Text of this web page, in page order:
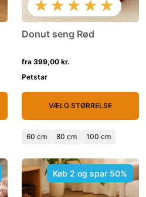
★★★★★
Donut seng Rød
fra 399,00 kr.
Petstar
VÆLG STØRRELSE
60 cm 80 cm 100 cm
Køb 2 og spar 50%